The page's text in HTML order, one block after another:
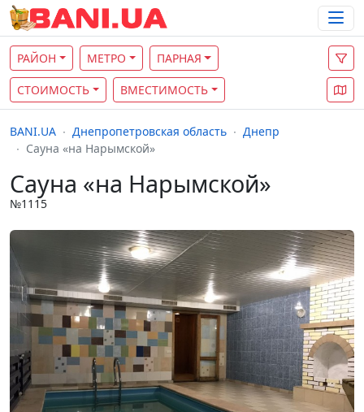
РАЙОН МЕТРО ПАРНАЯ
СТОИМОСТЬ ВМЕСТИМОСТЬ
BANI.UA Днепропетровская область
Днепр
Сауна «на Нарымской»
Сауна «на Нарымской»
№1115